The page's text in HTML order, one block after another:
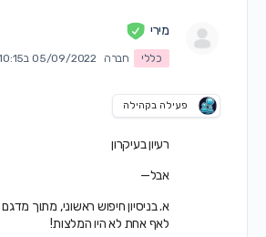
מירי
כללי חברה 05/09/2022 ב10:15 am
פעילה בקהילה
רעיון בעיקרון
אבל—
לאף אחת לא היו המלצות!